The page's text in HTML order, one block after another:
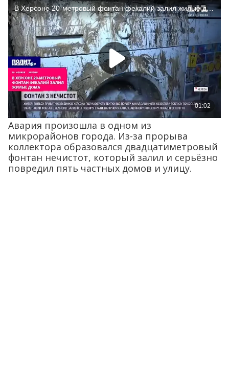
Авария произошла в одном из
микрорайонов города. Из-за прорыва
коллектора образовался двадцатиметровый
фонтан нечистот, который залил и серьёзно
повредил пять частных домов и улицу.